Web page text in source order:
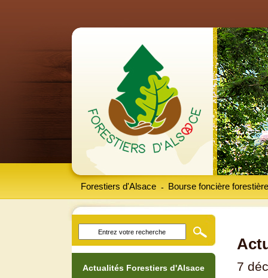
Forestiers d'Alsace Bourse foncière forestière
-
7
Actualités Forestiers d'Alsace